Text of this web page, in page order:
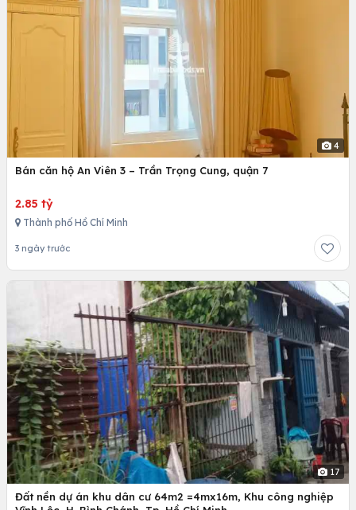
4
Bán căn hộ An Viên 3 – Trần Trọng Cung, quận 7
2.85 tỷ
Thành phố Hồ Chí Minh
3 ngày trước
17
Đất nền dự án khu dân cư 64m2 =4mx16m, Khu công nghiệp